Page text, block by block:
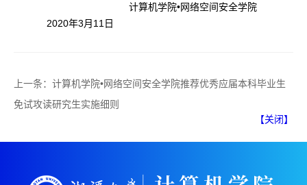
计算机学院•网络空间安全学院
2020年3月11日
上一条： 计算机学院•网络空间安全学院推荐优秀应届本科毕业生
免试攻读研究生实施细则
【关闭】